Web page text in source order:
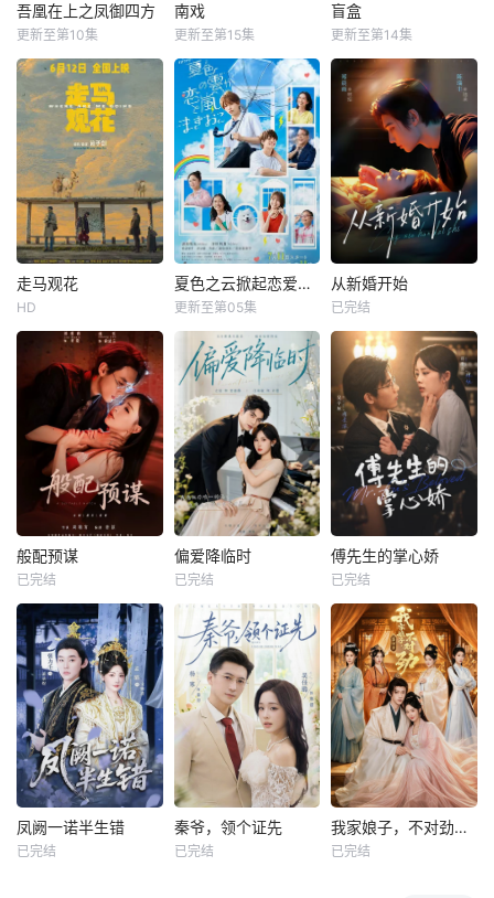
吾凰在上之凤御四方
更新至第10集
南戏
更新至第15集
盲盒
更新至第14集
走马观花
HD
夏色之云掀起恋爱与风暴
更新至第05集
从新婚开始
已完结
般配预谋
已完结
偏爱降临时
已完结
傅先生的掌心娇
已完结
凤阙一诺半生错
已完结
秦爷，领个证先
已完结
我家娘子，不对劲第四季
已完结